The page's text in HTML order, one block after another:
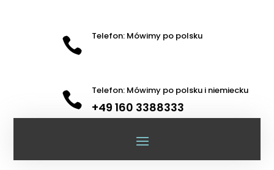
 Telefon: Mówimy po polsku
 Telefon: Mówimy po polsku i niemiecku
+49 160 3388333